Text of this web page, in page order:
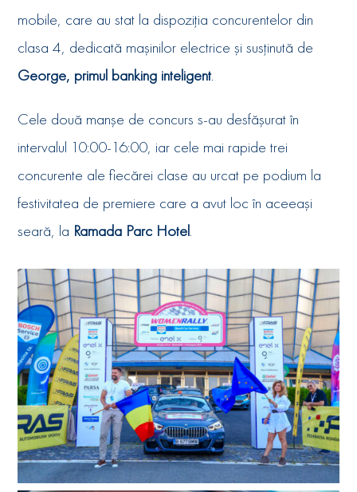
mobile, care au stat la dispoziția concurentelor din
clasa 4, dedicată mașinilor electrice și susținută de
George, primul banking inteligent.
Cele două manșe de concurs s-au desfășurat în
intervalul 10:00-16:00, iar cele mai rapide trei
concurente ale fiecărei clase au urcat pe podium la
festivitatea de premiere care a avut loc în aceeași
seară, la Ramada Parc Hotel.